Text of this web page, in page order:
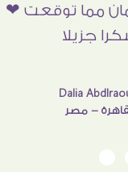
مما توقعت ❤
جزيلا
Dalia
- مصر